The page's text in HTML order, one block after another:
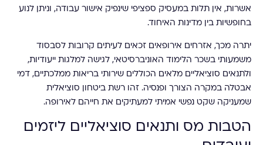
אשרות, אין תלות במעסיק ספציפי שינפיק אישור עבודה, וניתן לנוע
בחופשיות בין מדינות האיחוד.
יתרה מכך, אזרחים אירופאים זכאים לעיתים קרובות לסבסוד
משמעותי בשכר הלימוד האוניברסיטאי, לגישה למלגות ייעודיות,
ולתנאים סוציאליים מלאים הכוללים שירותי בריאות ממלכתיים, דמי
אבטלה במקרה הצורך ופנסיה. זהו רשת ביטחון סוציאלית
שמעניקה שקט נפשי אמיתי למעתיקים את חייהם לאירופה.
הטבות מס ותנאים סוציאליים ליזמים